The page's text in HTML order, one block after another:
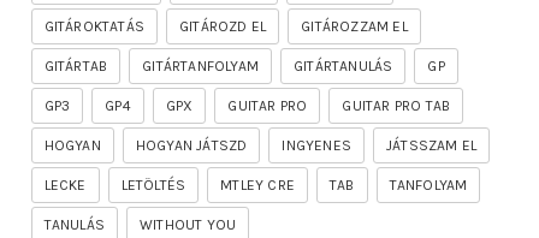
GITÁROKTATÁS GITÁROZD EL GITÁROZZAM EL
GITÁRTAB GITÁRTANFOLYAM GITÁRTANULÁS GP
GP3 GP4 GPX GUITAR PRO GUITAR PRO TAB
HOGYAN HOGYAN JÁTSZD INGYENES JÁTSSZAM EL
LECKE LETÖLTÉS MTLEY CRE TAB TANFOLYAM
TANULÁS WITHOUT YOU